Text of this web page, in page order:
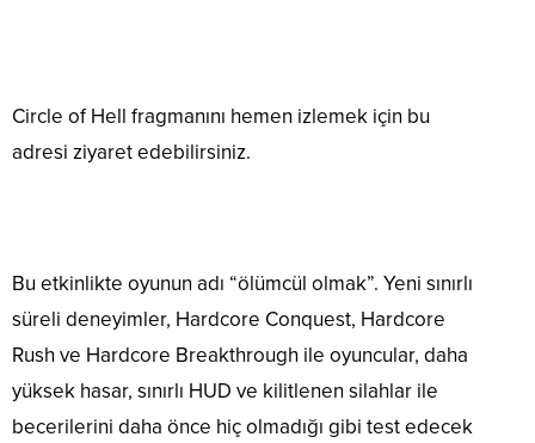
Circle of Hell fragmanını hemen izlemek için bu
adresi ziyaret edebilirsiniz.
Bu etkinlikte oyunun adı “ölümcül olmak”. Yeni sınırlı
süreli deneyimler, Hardcore Conquest, Hardcore
Rush ve Hardcore Breakthrough ile oyuncular, daha
yüksek hasar, sınırlı HUD ve kilitlenen silahlar ile
becerilerini daha önce hiç olmadığı gibi test edecek